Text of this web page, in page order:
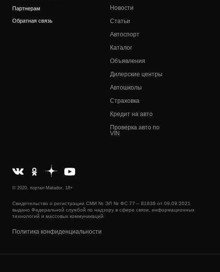
Партнерам
Обратная связь
Новости
Статьи
Автоспорт
Каталог
Объявления
Дилерские центры
Автошколы
Страховка
Кредит на авто
Проверка авто по
VIN
© 2020, портал Matador, 18+
Свидетельство о регистрации СМИ № ЭЛ № ФС 77 – 81836 от 09.09.2021
выдано Федеральной службой по надзору в сфере связи, информационных
технологий и массовых коммуникаций
Политика конфиденциальности